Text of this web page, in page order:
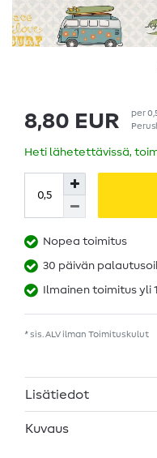
8,80 EUR per
Heti lähetettävissä,
Nopea toimitus
30 päivän
Ilmainen toimitus yli
* sis. ALV ilman Toimituskulut
Lisätiedot
Kuvaus